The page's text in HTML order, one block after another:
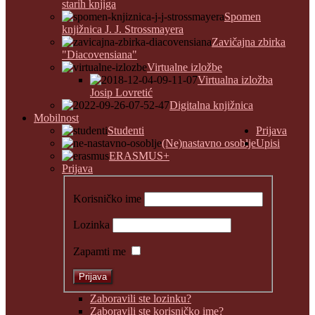
starih knjiga
Spomen
knjižnica J. J. Strossmayera
Zavičajna zbirka
"Diacovensiana"
Virtualne izložbe
Virtualna izložba
Josip Lovretić
Digitalna knjižnica
Mobilnost
Studenti
(Ne)nastavno osoblje
ERASMUS+
Prijava
Prijava
Korisničko ime
Lozinka
Zapamti me
Zaboravili ste lozinku?
Zaboravili ste korisničko ime?
Upisi